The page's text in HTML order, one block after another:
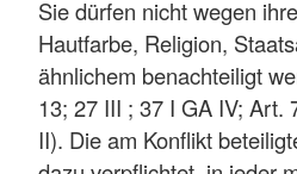
Sie dürfen nicht wegen
Hautfarbe, Religion,
ähnlichem benachteiligt
13; 27 III ; 37 I GA IV; Art.
II). Die am Konflikt